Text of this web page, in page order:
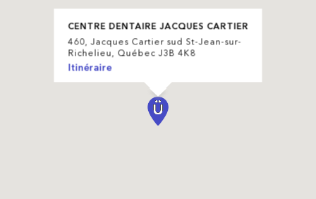
CENTRE DENTAIRE JACQUES CARTIER
460, Jacques Cartier sud St-Jean-sur-
Richelieu, Québec J3B 4K8
Itinéraire